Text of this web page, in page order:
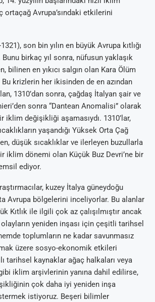
Avrupa’sındaki etkilerini
son bin yılın en büyük Avrupa kıtlığı
birkaç yıl sonra, nüfusun yaklaşık
bilinen en yıkıcı salgın olan Kara Ölüm
krizlerin her ikisinden de en azından
1310’dan sonra, çağdaş İtalyan şair ve
sonra “Dantean Anomalisi” olarak
iklim değişikliği aşamasıydı. 1310’lar,
yaşandığı Yüksek Orta Çağ
düşük sıcaklıklar ve ilerleyen buzullarla
iklim dönemi olan Küçük Buz Devri’ne bir
ediyor.
kuzey İtalya güneydoğu
Avrupa bölgelerini inceliyorlar. Bu alanlar
Kıtlık ile ilgili çok az çalışılmıştır ancak
yeniden inşası için çeşitli tarihsel
toplumların ne kadar savunmasız
üzere sosyo-ekonomik etkileri
tarihsel kaynaklar ağaç halkaları veya
iklim arşivlerinin yanına dahil edilirse,
çok daha iyi yeniden inşa
istiyoruz. Beşeri bilimler